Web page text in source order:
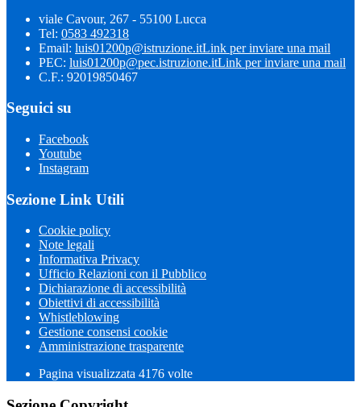
viale Cavour, 267 - 55100 Lucca
Tel: 0583 492318
Email: luis01200p@istruzione.itLink per inviare una mail
PEC: luis01200p@pec.istruzione.itLink per inviare una mail
C.F.: 92019850467
Seguici su
Facebook
Youtube
Instagram
Sezione Link Utili
Cookie policy
Note legali
Informativa Privacy
Ufficio Relazioni con il Pubblico
Dichiarazione di accessibilità
Obiettivi di accessibilità
Whistleblowing
Gestione consensi cookie
Amministrazione trasparente
Pagina visualizzata 4176 volte